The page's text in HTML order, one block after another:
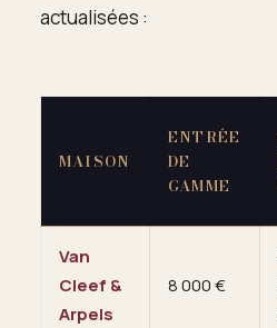
actualisées :
MAISON
ENTRÉE
DE
GAMME
Van
Cleef &
Arpels
8 000 €